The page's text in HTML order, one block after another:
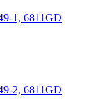
1, 6811GD
2, 6811GD